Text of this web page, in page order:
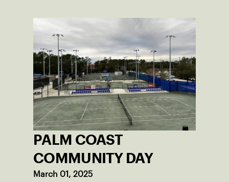
PALM COAST
COMMUNITY DAY
March 01, 2025